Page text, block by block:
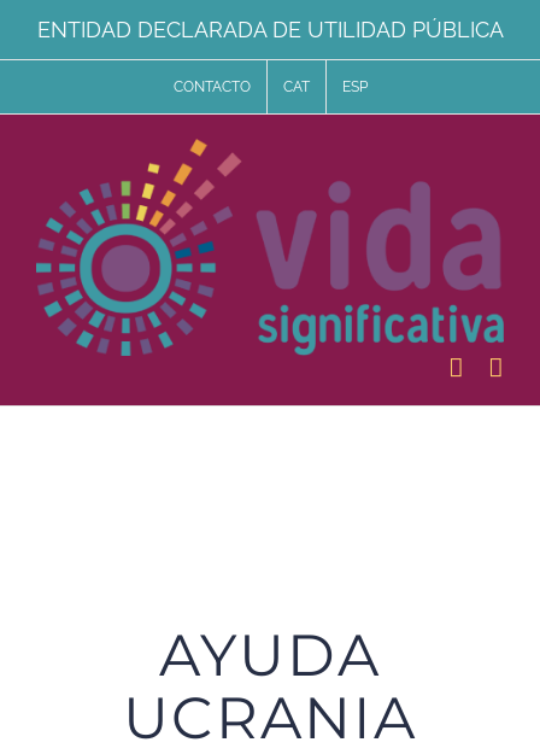
Saltar
al
ENTIDAD DECLARADA DE UTILIDAD PÚBLICA
CONTACTO CAT ESP
AYUDA
UCRANIA